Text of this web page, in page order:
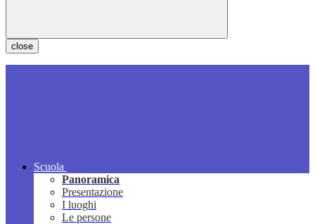
close
Scuola
Panoramica
Presentazione
I luoghi
Le persone